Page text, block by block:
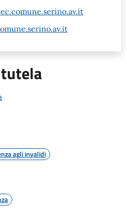
agli invalidi